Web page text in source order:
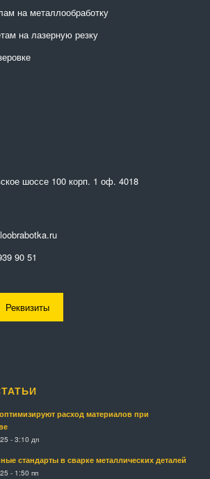
на металлообработку
на лазерную резку
шоссе 100 корп. 1 оф. 4018
90 51
Реквизиты
расход материалов при
- 3:10 дп
стандарты в сварке металлических деталей
- 1:50 пп